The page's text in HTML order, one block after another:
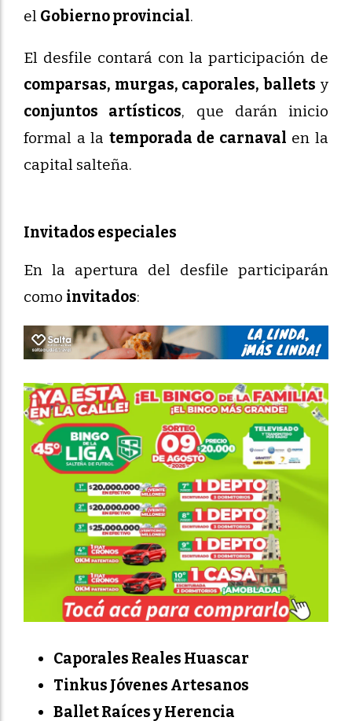
el Gobierno provincial.
El desfile contará con la participación de
comparsas, murgas, caporales, ballets y
conjuntos artísticos, que darán inicio
formal a la temporada de carnaval en la
capital salteña.
Invitados especiales
En la apertura del desfile participarán
como invitados:
Caporales Reales Huascar
Tinkus Jóvenes Artesanos
Ballet Raíces y Herencia